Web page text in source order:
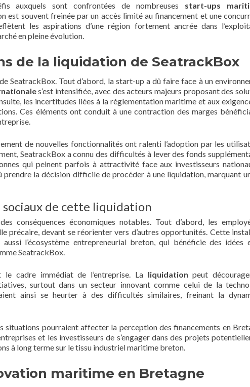
auxquels sont confrontées de nombreuses start-ups
est souvent freinée par un accès limité au financement et une
les aspirations d’une région fortement ancrée dans
en pleine évolution.
de la liquidation de SeatrackBox
SeatrackBox. Tout d’abord, la start-up a dû faire face à un
s’est intensifiée, avec des acteurs majeurs proposant des
les incertitudes liées à la réglementation maritime et aux
Ces éléments ont conduit à une contraction des marges
de nouvelles fonctionnalités ont ralenti l’adoption par les
SeatrackBox a connu des difficultés à lever des fonds
qui peinent parfois à attractivité face aux investisseurs
prendre la décision difficile de procéder à une liquidation, marquant
sociaux de cette liquidation
conséquences économiques notables. Tout d’abord, les
précaire, devant se réorienter vers d’autres opportunités. Cette
l’écosystème entrepreneurial breton, qui bénéficie des idées
SeatrackBox.
le cadre immédiat de l’entreprise. La liquidation peut
surtout dans un secteur innovant comme celui de la
ainsi se heurter à des difficultés similaires, freinant la
situations pourraient affecter la perception des financements en
et les investisseurs de s’engager dans des projets
à long terme sur le tissu industriel maritime breton.
maritime en Bretagne